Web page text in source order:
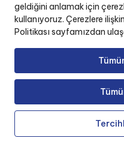
geldiğini anlamak için
kullanıyoruz. Çerezlere
Politikası sayfamızdan
Copyright © 2025
KVKK & ETK